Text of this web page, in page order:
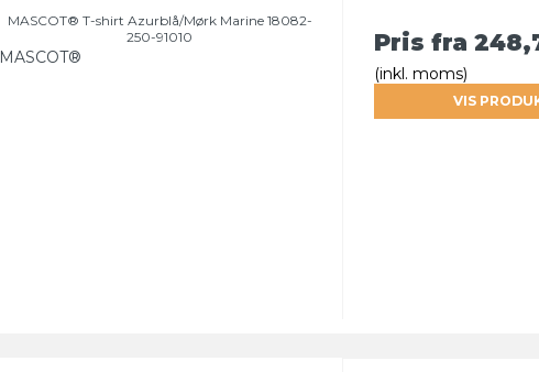
MASCOT® T-shirt Azurblå/Mørk Marine 18082-
250-91010
MASCOT®
Pris fra
(inkl. moms)
VIS